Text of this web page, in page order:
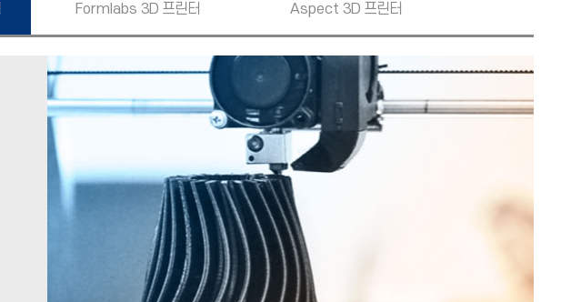
Formlabs 3D 프린터 Aspect 3D 프린터